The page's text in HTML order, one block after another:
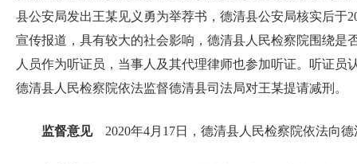
县公安局发出王某见义勇为举荐书，德清县公安局核实后于
宣传报道，具有较大的社会影响，德清县人民检察院围绕
人员作为听证员，当事人及其代理律师也参加听证。听证
德清县人民检察院依法监督德清县司法局对王某提请减刑。
监督意见2020年4月17日，德清县人民检察院依法向